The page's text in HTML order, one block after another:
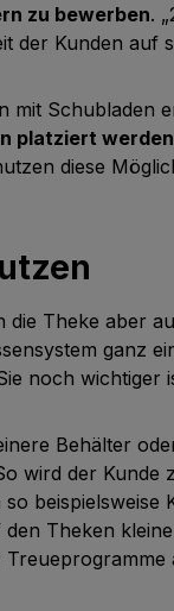
zu bewerben.
der Kunden
mit
platziert werden
diese
die Theke aber
ganz
noch wichtiger
Behälter
wird der Kunde
beispielsweise
Theken